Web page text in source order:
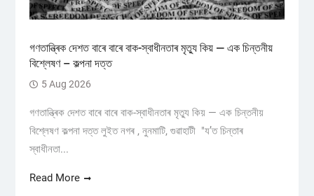
গণতান্ত্ৰিক দেশত বাৰে বাৰে বাক-স্বাধীনতাৰ মৃত্যু কিয় — এক চিন্তনীয়
বিশ্লেষণ – কল্পনা দত্ত
5 Aug 2026
গণতান্ত্ৰিক দেশত বাৰে বাৰে বাক-স্বাধীনতাৰ মৃত্যু কিয় — এক চিন্তনীয়
বিশ্লেষণ কল্পনা দত্ত লুইত নগৰ , নুনমাটি, গুৱাহাটী "য’ত চিন্তাৰ
স্বাধীনতা...
Read More